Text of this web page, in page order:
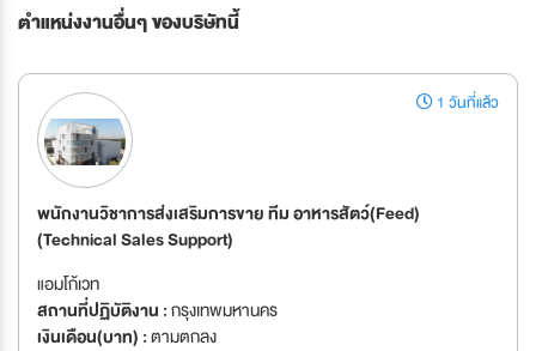
ตำแหน่งงานอื่นๆ ของบริษัทนี้
1 วันที่แล้ว
พนักงานวิชาการส่งเสริมการขาย ทีม อาหารสัตว์(Feed)
(Technical Sales Support)
แอมโก้เวท
สถานที่ปฏิบัติงาน :กรุงเทพมหานคร
เงินเดือน(บาท) :ตามตกลง